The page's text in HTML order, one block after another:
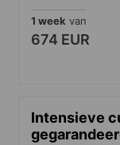
1 week van
674 EUR
Intensieve